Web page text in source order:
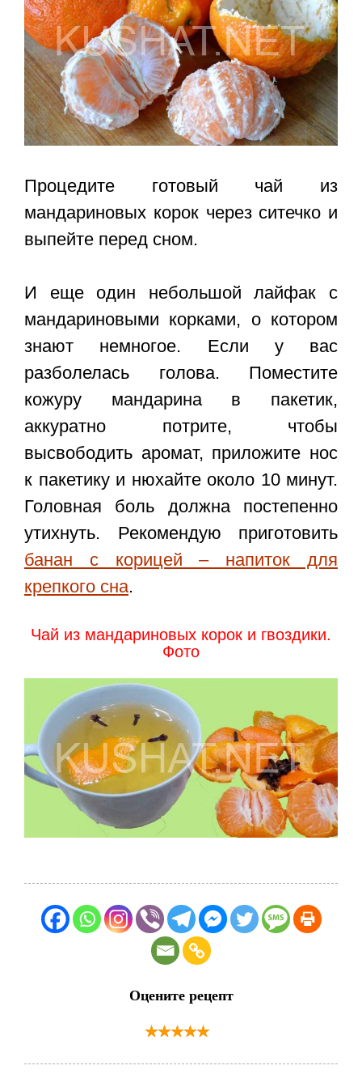
Процедите готовый чай из
мандариновых корок через ситечко и
выпейте перед сном.
И еще один небольшой лайфак с
мандариновыми корками, о котором
знают немногое. Если у вас
разболелась голова. Поместите
кожуру мандарина в пакетик,
аккуратно потрите, чтобы
высвободить аромат, приложите нос
к пакетику и нюхайте около 10 минут.
Головная боль должна постепенно
утихнуть. Рекомендую приготовить
банан с корицей – напиток для
крепкого сна.
Чай из мандариновых корок и гвоздики.
Фото
Оцените рецепт